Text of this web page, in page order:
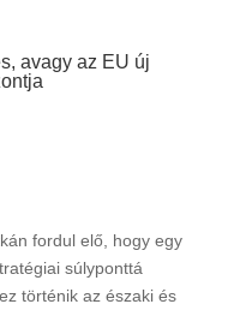
avagy az EU új
fordul elő, hogy egy
súlyponttá
történik az északi és